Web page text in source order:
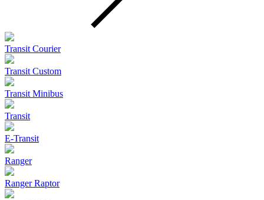
Transit Courier
Transit Custom
Transit Minibus
Transit
E-Transit
Ranger
Ranger Raptor